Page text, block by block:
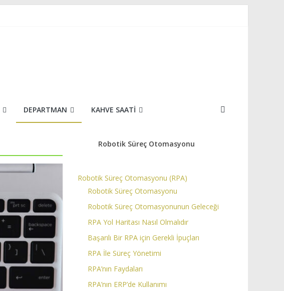
DEPARTMAN KAHVE SAATI
Robotik Süreç Otomasyonu
Robotik Süreç Otomasyonu (RPA)
Robotik Süreç Otomasyonu
Robotik Süreç Otomasyonunun Geleceği
RPA Yol Haritası Nasıl Olmalıdır
Başarılı Bir RPA için Gerekli İpuçları
RPA İle Süreç Yönetimi
RPA’nın Faydaları
RPA’nın ERP’de Kullanımı